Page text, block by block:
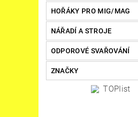
HOŘÁKY PRO MIG/MAG
NÁŘADÍ A STROJE
ODPOROVÉ SVAŘOVÁNÍ
ZNAČKY